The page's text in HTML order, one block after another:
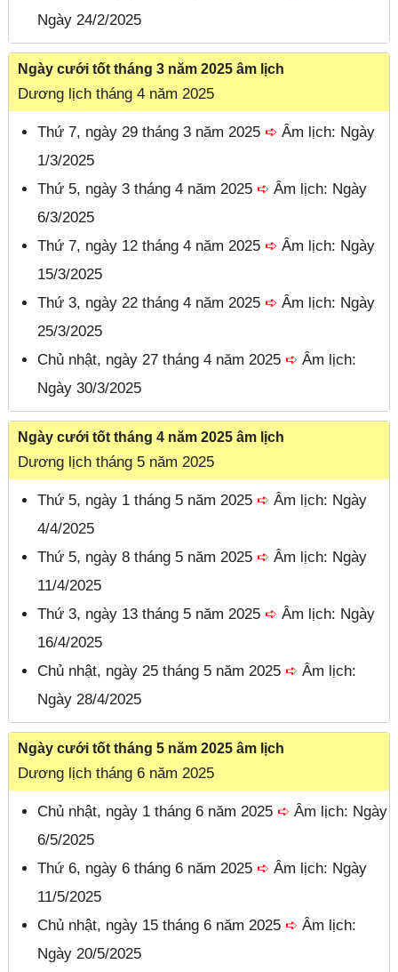
Ngày 24/2/2025
Ngày cưới tốt tháng 3 năm 2025 âm lịch
Dương lịch tháng 4 năm 2025
Thứ 7, ngày 29 tháng 3 năm 2025 ➪ Âm lịch: Ngày
1/3/2025
Thứ 5, ngày 3 tháng 4 năm 2025 ➪ Âm lịch: Ngày
6/3/2025
Thứ 7, ngày 12 tháng 4 năm 2025 ➪ Âm lịch: Ngày
15/3/2025
Thứ 3, ngày 22 tháng 4 năm 2025 ➪ Âm lịch: Ngày
25/3/2025
Chủ nhật, ngày 27 tháng 4 năm 2025 ➪ Âm lịch:
Ngày 30/3/2025
Ngày cưới tốt tháng 4 năm 2025 âm lịch
Dương lịch tháng 5 năm 2025
Thứ 5, ngày 1 tháng 5 năm 2025 ➪ Âm lịch: Ngày
4/4/2025
Thứ 5, ngày 8 tháng 5 năm 2025 ➪ Âm lịch: Ngày
11/4/2025
Thứ 3, ngày 13 tháng 5 năm 2025 ➪ Âm lịch: Ngày
16/4/2025
Chủ nhật, ngày 25 tháng 5 năm 2025 ➪ Âm lịch:
Ngày 28/4/2025
Ngày cưới tốt tháng 5 năm 2025 âm lịch
Dương lịch tháng 6 năm 2025
Chủ nhật, ngày 1 tháng 6 năm 2025 ➪ Âm lịch: Ngày
6/5/2025
Thứ 6, ngày 6 tháng 6 năm 2025 ➪ Âm lịch: Ngày
11/5/2025
Chủ nhật, ngày 15 tháng 6 năm 2025 ➪ Âm lịch:
Ngày 20/5/2025